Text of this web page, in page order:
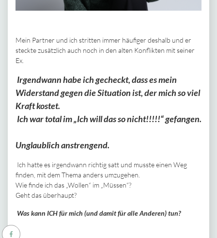
Mein Partner und ich stritten immer häufiger deshalb und er
steckte zusätzlich auch noch in den alten Konflikten mit seiner
Ex.
Irgendwann habe ich gecheckt, dass es mein
Widerstand gegen die Situation ist, der mich so viel
Kraft kostet.
Ich war total im „Ich will das so nicht!!!!!“ gefangen.
Unglaublich anstrengend.
Ich hatte es irgendwann richtig satt und musste einen Weg
finden, mit dem Thema anders umzugehen.
Wie finde ich das „Wollen“ im „Müssen“?
Geht das überhaupt?
Was kann ICH für mich (und damit für alle Anderen) tun?